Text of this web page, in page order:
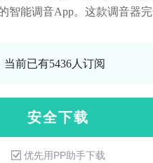
智能调音App。这款调音器
音模式、自动定弦、高级调音
笙、三角钢琴、扬琴，共4种
提供：轮指、泛音、拨奏，
：击鼓锤、打节拍、木鱼、踩
声(英文)，共7种节拍器音源。
当前已有5436人订阅
安 全 下 载
优先用PP助手下载